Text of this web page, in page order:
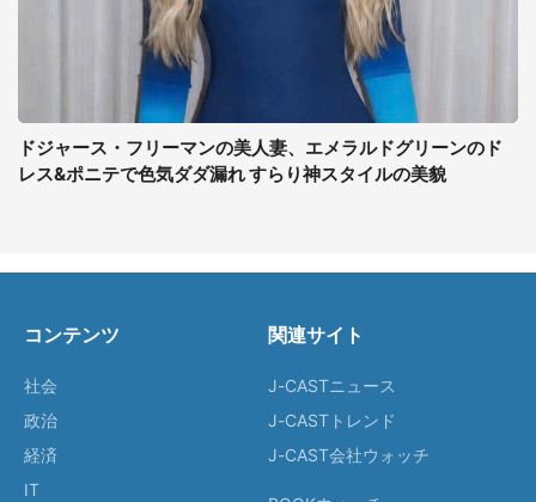
ドジャース・フリーマンの美人妻、エメラルドグリーンのド
レス&ポニテで色気ダダ漏れ すらり神スタイルの美貌
コンテンツ
社会
政治
経済
IT
関連サイト
J-CASTニュース
J-CASTトレンド
J-CAST会社ウォッチ